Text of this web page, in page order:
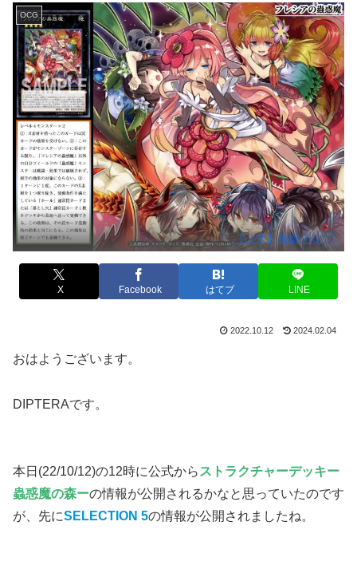
OCG
【公式】遊戯王OCG
X Facebook はてブ LINE
2022.10.12 2024.02.04
おはようございます。
DIPTERAです。
本日(22/10/12)の12時に公式から ストラクチャーデッキー
蟲惑魔の森ーの情報が公開されるかなと思っていたのです
が、先にSELECTION 5の情報が公開されましたね。